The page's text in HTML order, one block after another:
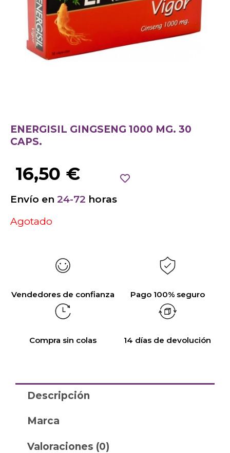
ENERGISIL GINGSENG 1000 MG. 30
CAPS.
16,50 €
Envío en 24-72 horas
Agotado
Vendedores de confianza Pago 100% seguro
Compra sin colas 14 días de devolución
Descripción
Marca
Valoraciones (0)